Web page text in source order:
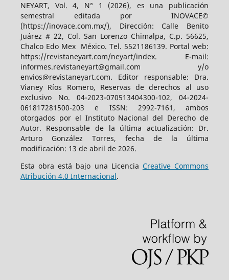
NEYART, Vol. 4, N° 1 (2026), es una publicación
semestral editada por INOVACE©
(https://inovace.com.mx/), Dirección: Calle Benito
Juárez # 22, Col. San Lorenzo Chimalpa, C.p. 56625,
Chalco Edo Mex México. Tel. 5521186139. Portal web:
https://revistaneyart.com/neyart/index. E-mail:
informes.revistaneyart@gmail.com y/o
envios@revistaneyart.com. Editor responsable: Dra.
Vianey Ríos Romero, Reservas de derechos al uso
exclusivo No. 04-2023-070513404300-102, 04-2024-
061817281500-203 e ISSN: 2992-7161, ambos
otorgados por el Instituto Nacional del Derecho de
Autor. Responsable de la última actualización: Dr.
Arturo González Torres, fecha de la última
modificación: 13 de abril de 2026.
Esta obra está bajo una Licencia Creative Commons
Atribución 4.0 Internacional.